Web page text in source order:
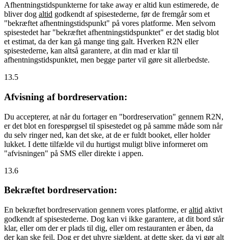
Afhentningstidspunkterne for take away er altid kun estimerede, de
bliver dog altid godkendt af spisestederne, før de fremgår som et
"bekræftet afhentningstidspunkt" på vores platforme. Men selvom
spisestedet har "bekræftet afhentningstidspunktet" er det stadig blot
et estimat, da der kan gå mange ting galt. Hverken R2N eller
spisestederne, kan altså garantere, at din mad er klar til
afhentningstidspunktet, men begge parter vil gøre sit allerbedste.
13.5
Afvisning af bordreservation:
Du accepterer, at når du fortager en "bordreservation" gennem R2N,
er det blot en forespørgsel til spisestedet og på samme måde som når
du selv ringer ned, kan det ske, at de er fuldt booket, eller holder
lukket. I dette tilfælde vil du hurtigst muligt blive informeret om
"afvisningen" på SMS eller direkte i appen.
13.6
Bekræftet bordreservation:
En bekræftet bordreservation gennem vores platforme, eraltid aktivt
godkendt af spisestederne. Dog kan vi ikke garantere, at dit bord står
klar, eller om der er plads til dig, eller om restauranten er åben, da
der kan ske fejl. Dog er det uhyre sjældent, at dette sker, da vi gør alt